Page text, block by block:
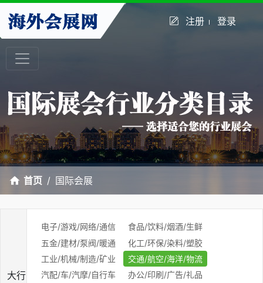
注册 登录
首页 国际会展
大行
电子/游戏/网络/通信
食品/饮料/烟酒/生鲜
五金/建材/泵阀/暖通
化工/环保/染料/塑胶
工业/机械/制造/矿业
交通/航空/海洋/物流
汽配/车/汽摩/自行车
办公/印刷/广告/礼品